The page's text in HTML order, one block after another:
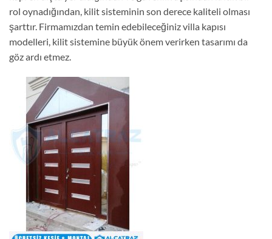
rol oynadığından, kilit sisteminin son derece kaliteli olması
şarttır. Firmamızdan temin edebileceğiniz villa kapısı
modelleri, kilit sistemine büyük önem verirken tasarımı da
göz ardı etmez.